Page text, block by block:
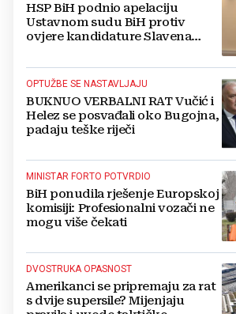
HSP BiH podnio apelaciju
Ustavnom sudu BiH protiv
ovjere kandidature Slavena
OPTUŽBE SE NASTAVLJAJU
BUKNUO VERBALNI RAT Vučić i
Helez se posvađali oko Bugojna,
padaju teške riječi
MINISTAR FORTO POTVRDIO
BiH ponudila rješenje Europskoj
komisiji: Profesionalni vozači ne
mogu više čekati
DVOSTRUKA OPASNOST
Amerikanci se pripremaju za rat
s dvije supersile? Mijenjaju